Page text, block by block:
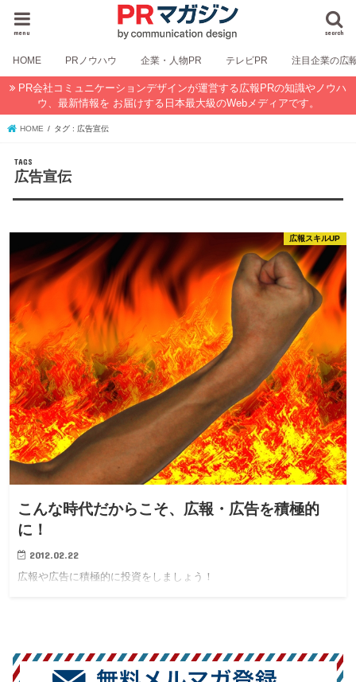
search
menu
HOME PRノウハウ 企業・人物PR テレビPR 注目企業の広
PR会社コミュニケーションデザインが運営する広報PRの知識やノウハ
ウ、最新情報を お届けする日本最大級のWebメディアです。
HOME タグ : 広告宣伝
広告宣伝
広報スキルUP
こんな時代だからこそ、広報・広告を積極的
に！
2012.02.22
広報や広告に積極的に投資をしましょう！